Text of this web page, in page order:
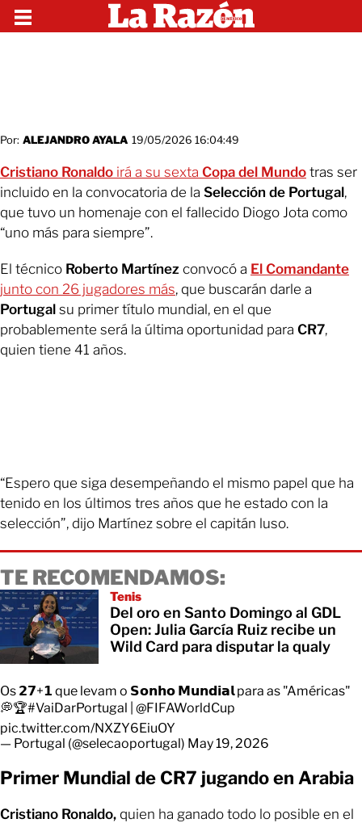
Por: ALEJANDRO AYALA 19/05/2026 16:04:49
Cristiano Ronaldo irá a su sexta Copa del Mundo tras ser
incluido en la convocatoria de la Selección de Portugal,
que tuvo un homenaje con el fallecido Diogo Jota como
“uno más para siempre”.
El técnico Roberto Martínez convocó a El Comandante
junto con 26 jugadores más, que buscarán darle a
Portugal su primer título mundial, en el que
probablemente será la última oportunidad para CR7,
quien tiene 41 años.
“Espero que siga desempeñando el mismo papel que ha
tenido en los últimos tres años que he estado con la
selección”, dijo Martínez sobre el capitán luso.
TE RECOMENDAMOS:
Tenis
Del oro en Santo Domingo al GDL
Open: Julia García Ruiz recibe un
Wild Card para disputar la qualy
Os 𝟮𝟳+𝟭 que levam o 𝗦𝗼𝗻𝗵𝗼 𝗠𝘂𝗻𝗱𝗶𝗮𝗹 para as "Américas"
💭🏆#VaiDarPortugal @FIFAWorldCup
pic.twitter.com/NXZY6EiuOY
— Portugal (@selecaoportugal) May 19, 2026
Primer Mundial de CR7 jugando en Arabia
Cristiano Ronaldo, quien ha ganado todo lo posible en el